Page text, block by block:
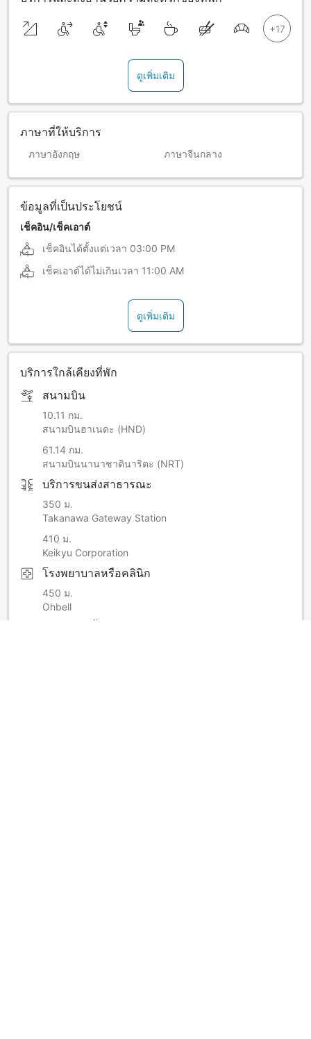
ดูเพิ่มเติม
ภาษาที่ให้บริการ
ภาษาอังกฤษ ภาษาจีนกลาง
ข้อมูลที่เป็นประโยชน์
เช็คอิน/เช็คเอาต์
เช็คอินได้ตั้งแต่เวลา 03:00 PM
เช็คเอาต์ได้ไม่เกินเวลา 11:00 AM
ดูเพิ่มเติม
บริการใกล้เคียงที่พัก
สนามบิน
10.11 กม.
สนามบินฮาเนดะ (HND)
61.14 กม.
สนามบินนานาชาตินาริตะ (NRT)
บริการขนส่งสาธารณะ
350 ม.
Takanawa Gateway Station
410 ม.
Keikyu Corporation
โรงพยาบาลหรือคลินิก
450 ม.
Ohbell